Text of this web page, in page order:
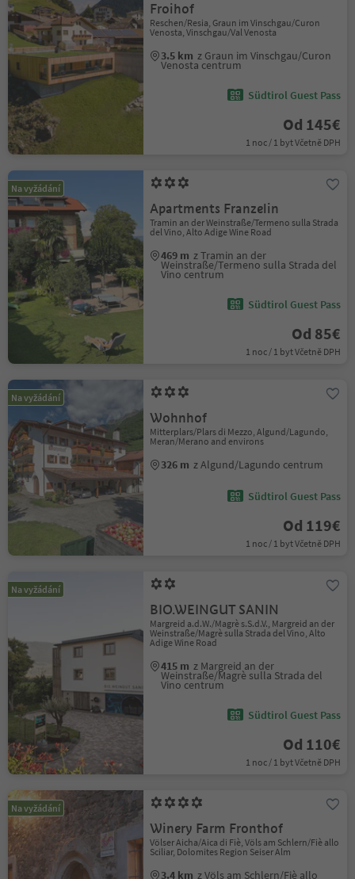
Froihof
Reschen/Resia, Graun im Vinschgau/Curon
Venosta, Vinschgau/Val Venosta
3.5 km z Graun im Vinschgau/Curon
Venosta centrum
Südtirol Guest Pass
Od 145€
1 noc / 1 byt Včetně DPH
Na vyžádání
Apartments Franzelin
Tramin an der Weinstraße/Termeno sulla Strada
del Vino, Alto Adige Wine Road
469 m z Tramin an der
Weinstraße/Termeno sulla Strada del
Vino centrum
Südtirol Guest Pass
Od 85€
1 noc / 1 byt Včetně DPH
Na vyžádání
Wohnhof
Mitterplars/Plars di Mezzo, Algund/Lagundo,
Meran/Merano and environs
326 m z Algund/Lagundo centrum
Südtirol Guest Pass
Od 119€
1 noc / 1 byt Včetně DPH
Na vyžádání
BIO.WEINGUT SANIN
Margreid a.d.W./Magrè s.S.d.V., Margreid an der
Weinstraße/Magrè sulla Strada del Vino, Alto
Adige Wine Road
415 m z Margreid an der
Weinstraße/Magrè sulla Strada del
Vino centrum
Südtirol Guest Pass
Od 110€
1 noc / 1 byt Včetně DPH
Na vyžádání
Winery Farm Fronthof
Völser Aicha/Aica di Fiè, Völs am Schlern/Fiè allo
Sciliar, Dolomites Region Seiser Alm
3.4 km z Völs am Schlern/Fiè allo